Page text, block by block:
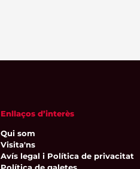
Enllaços d’interès
Qui som
Visita'ns
Avís legal i Política de privacitat